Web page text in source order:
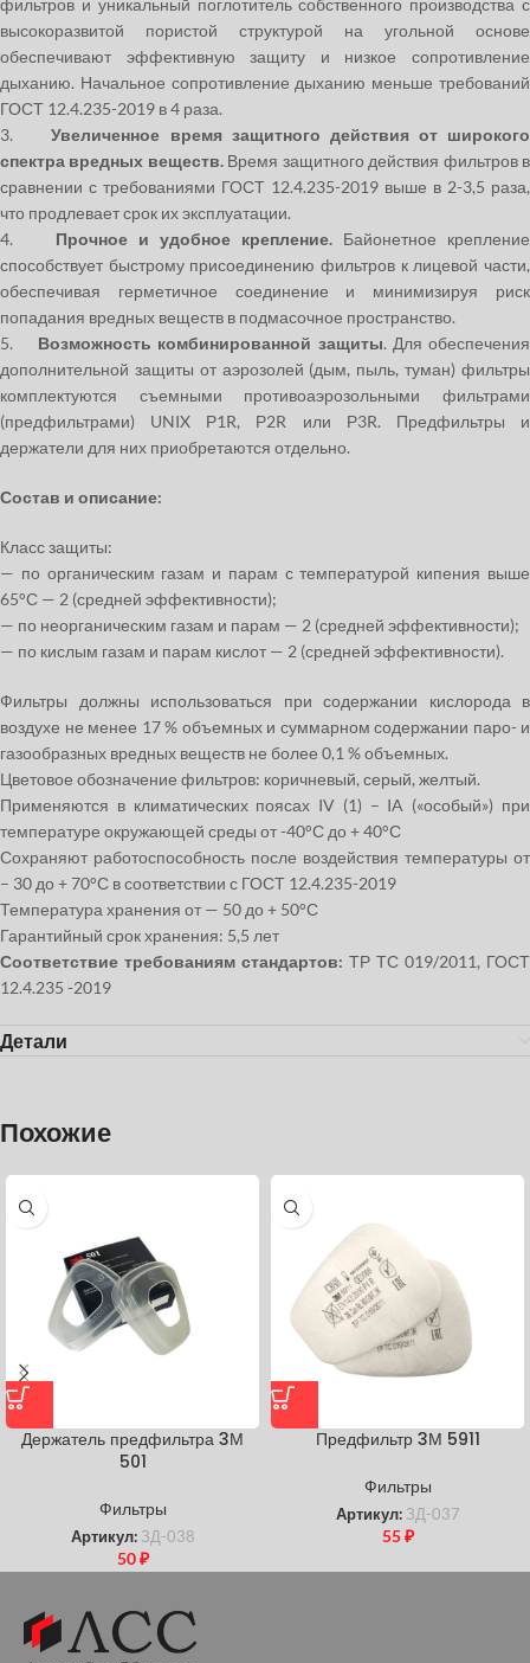
фильтров и уникальный поглотитель собственного производства с
высокоразвитой пористой структурой на угольной основе
обеспечивают эффективную защиту и низкое сопротивление
дыханию. Начальное сопротивление дыханию меньше требований
ГОСТ 12.4.235-2019 в 4 раза.
3.Увеличенное время защитного действия от широкого
спектра вредных веществ.Время защитного действия фильтров в
сравнении с требованиями ГОСТ 12.4.235-2019 выше в 2-3,5 раза,
что продлевает срок их эксплуатации.
4. Прочное и удобное крепление. Байонетное крепление
способствует быстрому присоединению фильтров к лицевой части,
обеспечивая герметичное соединение и минимизируя риск
попадания вредных веществ в подмасочное пространство.
5. Возможность комбинированной защиты. Для обеспечения
дополнительной защиты от аэрозолей (дым, пыль, туман) фильтры
комплектуются съемными противоаэрозольными фильтрами
(предфильтрами) UNIX Р1R, Р2R или Р3R. Предфильтры и
держатели для них приобретаются отдельно.
Состав и описание:
Класс защиты:
— по органическим газам и парам с температурой кипения выше
65°С — 2 (средней эффективности);
— по неорганическим газам и парам — 2 (средней эффективности);
— по кислым газам и парам кислот — 2 (средней эффективности).
Фильтры должны использоваться при содержании кислорода в
воздухе не менее 17 % объемных и суммарном содержании паро- и
газообразных вредных веществ не более 0,1 % объемных.
Цветовое обозначение фильтров: коричневый, серый, желтый.
Применяются в климатических поясах IV (1) – IA («особый») при
температуре окружающей среды от -40°С до + 40°С
Сохраняют работоспособность после воздействия температуры от
– 30 до + 70°С в соответствии с ГОСТ 12.4.235-2019
Температура хранения от — 50 до + 50°С
Гарантийный срок хранения: 5,5 лет
Соответствие требованиям стандартов: ТР ТС 019/2011, ГОСТ
12.4.235 -2019
Детали
Похожие
Держатель предфильтра 3М
501
Фильтры
Артикул: ЗД-038
50₽
Предфильтр 3М 5911
Фильтры
Артикул: ЗД-037
55₽